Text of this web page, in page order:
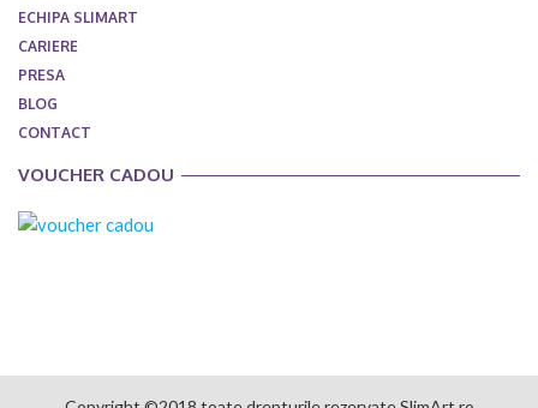
ECHIPA SLIMART
CARIERE
PRESA
BLOG
CONTACT
VOUCHER CADOU